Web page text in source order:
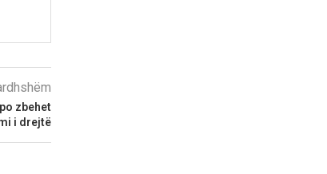
zbehet
i drejtë